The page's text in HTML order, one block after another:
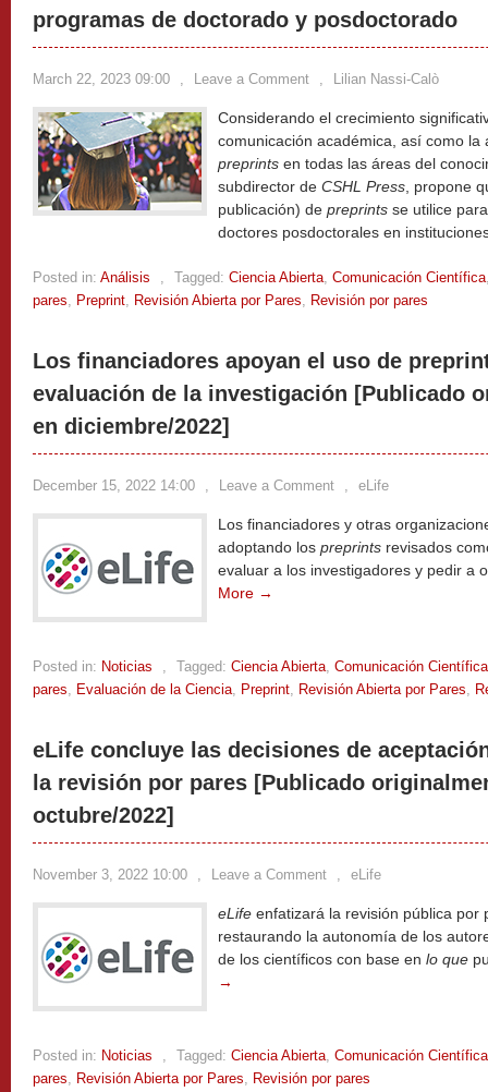
programas de doctorado y posdoctorado
March 22, 2023 09:00 , Leave a Comment , Lilian Nassi-Calò
Considerando el crecimiento
comunicación académica, así como la
preprints en todas las áreas del
subdirector de CSHL Press , propone
publicación) de preprints se utilice
doctores posdoctorales en
Posted in: Análisis , Tagged: Ciencia Abierta, Comunicación Científica
pares, Preprint, Revisión Abierta por Pares, Revisión por pares
Los financiadores apoyan el uso de
evaluación de la investigación [Publicado
en diciembre/2022]
December 15, 2022 14:00 , Leave a Comment , eLife
Los financiadores y otras
adoptando los preprints revisados
evaluar a los investigadores y pedir a
More →
Posted in: Noticias , Tagged: Ciencia Abierta, Comunicación Científica
pares, Evaluación de la Ciencia, Preprint, Revisión Abierta por Pares,
eLife concluye las decisiones de
la revisión por pares [Publicado
octubre/2022]
November 3, 2022 10:00 , Leave a Comment , eLife
eLife enfatizará la revisión pública por
restaurando la autonomía de los
de los científicos con base en lo que
→
Posted in: Noticias , Tagged: Ciencia Abierta, Comunicación Científica
pares, Revisión Abierta por Pares, Revisión por pares